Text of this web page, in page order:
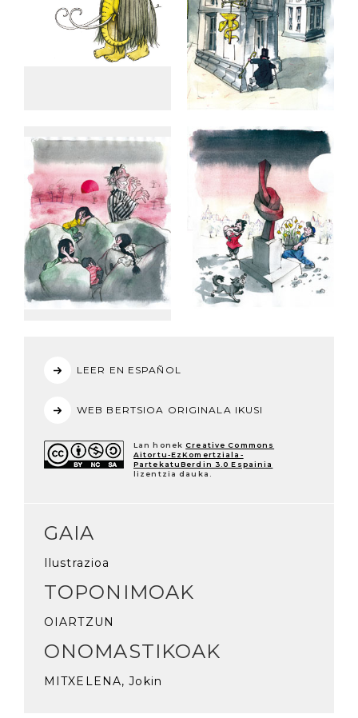
LEER EN ESPAÑOL
WEB BERTSIOA ORIGINALA IKUSI
Lan honek Creative Commons
Aitortu-EzKomertziala-
PartekatuBerdin 3.0 Espainia
lizentzia dauka.
GAIA
Ilustrazioa
TOPONIMOAK
OIARTZUN
ONOMASTIKOAK
MITXELENA, Jokin